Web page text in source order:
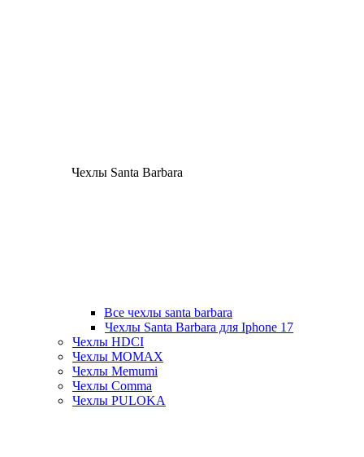
Чехлы Santa Barbara
Все чехлы santa barbara
Чехлы Santa Barbara для Iphone 17
Чехлы HDCI
Чехлы MOMAX
Чехлы Memumi
Чехлы Comma
Чехлы PULOKA